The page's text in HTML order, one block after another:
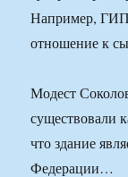
Например,
отношение к
Модест
существовали
что здание
Федерации…